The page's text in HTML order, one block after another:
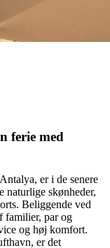
ferie med
er i de senere
naturlige skønheder,
Beliggende ved
familier, par og
og høj komfort.
er det